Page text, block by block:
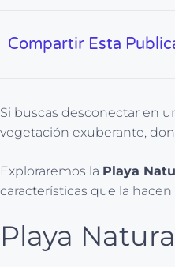
Compartir Esta
Si buscas desconectar en
vegetación exuberante,
Exploraremos la Playa
características que la
Playa